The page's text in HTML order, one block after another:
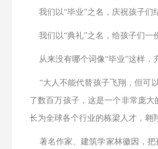
我们以“毕业”之名，庆祝孩子们
我们以“典礼”之名，给孩子们一
从来没有哪个词像“毕业”这样，
“大人不能代替孩子飞翔，但可
了数百万孩子，这是一个非常庞
长为全球各个行业的栋梁人才，翱
著名作家、建筑学家林徽因，把